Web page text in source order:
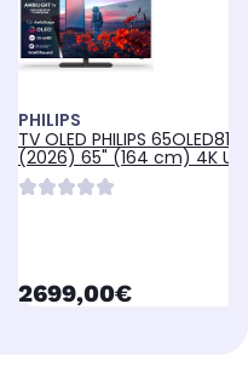
PHILIPS
TV OLED PHILIPS 65OLED811
(2026) 65" (164 cm) 4K
- Expérience Cinéma &
Ambilight, 120Hz, Smart TV
currentPrice
2699,00€